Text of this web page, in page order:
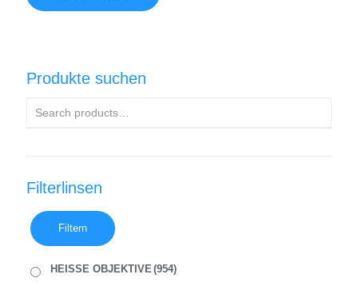
Produkte suchen
Filterlinsen
Filtern
HEISSE OBJEKTIVE(954)